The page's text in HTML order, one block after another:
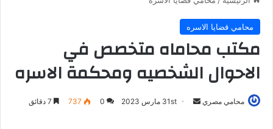
محامي قضايا الاسره
مكتب محاماه متخصص في
الاحوال الشخصيه ومحكمة الاسره
محامي مصري
أرسل 31st مارس 2023 0
737